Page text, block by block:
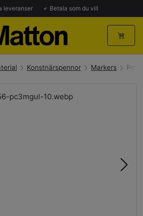
leveranser Betala som du vill
Konstnärspennor Markers
Nästa